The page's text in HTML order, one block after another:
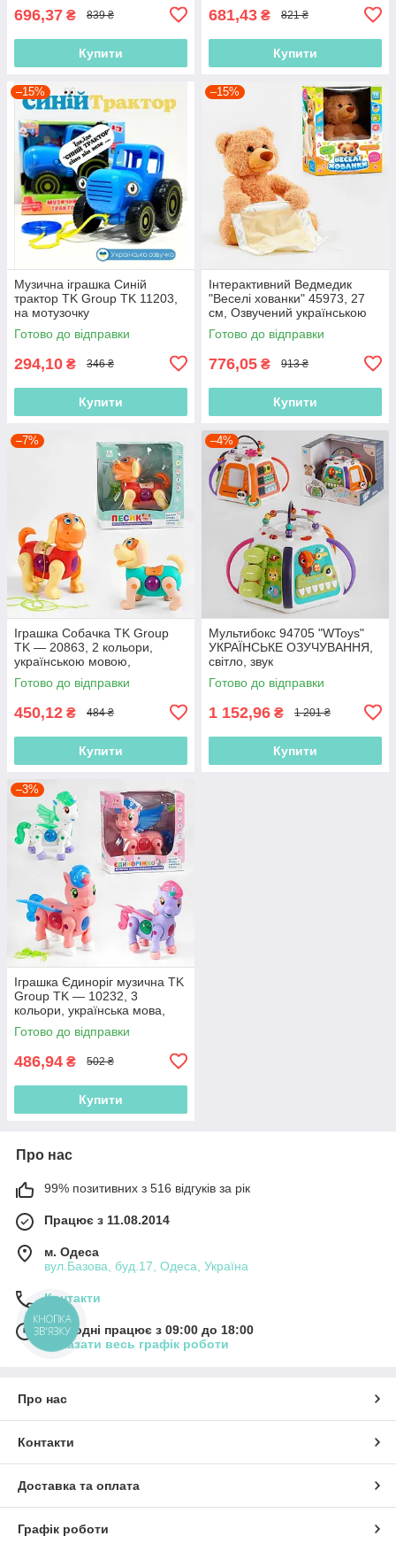
696,37 ₴ 839 ₴
Купити
681,43 ₴ 821 ₴
Купити
–15%
Музична іграшка Синій
трактор TK Group TK 11203,
на мотузочку
Готово до відправки
294,10 ₴ 346 ₴
Купити
–15%
Інтерактивний Ведмедик
"Веселі хованки" 45973, 27
см, Озвучений українською
мовою, говорить, грає в
хованки
Готово до відправки
776,05 ₴ 913 ₴
Купити
–7%
Іграшка Собачка TK Group
TK — 20863, 2 кольори,
українською мовою,
батарейками, звуком,
проєкція
Готово до відправки
450,12 ₴ 484 ₴
Купити
–4%
Мультибокс 94705 "WToys"
УКРАЇНСЬКЕ ОЗУЧУВАННЯ,
світло, звук
Готово до відправки
1 152,96 ₴ 1 201 ₴
Купити
–3%
Іграшка Єдиноріг музична TK
Group TK — 10232, 3
кольори, українська мова,
звук, підсвітка
Готово до відправки
486,94 ₴ 502 ₴
Купити
Про нас
99% позитивних з 516 відгуків за рік
Працює з 11.08.2014
м. Одеса
вул.Базова, буд.17, Одеса, Україна
Контакти
Сьогодні працює з 09:00 до 18:00
Показати весь графік роботи
Про нас
Контакти
Доставка та оплата
Графік роботи
КНОПКА
ЗВ'ЯЗКУ